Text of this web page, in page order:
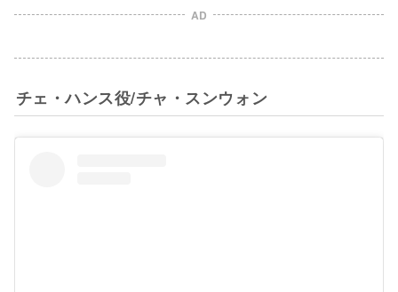
AD
チェ・ハンス役/チャ・スンウォン